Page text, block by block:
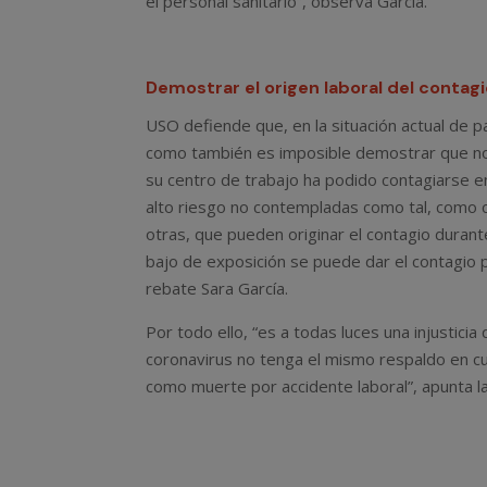
Demostrar el origen laboral del
USO defiende que, en la situación actual de
como también es imposible demostrar que
su centro de trabajo ha podido contagiarse
alto riesgo no contempladas como tal,
otras, que pueden originar el contagio
bajo de exposición se puede dar el contagio
rebate Sara García.
Por todo ello, “es a todas luces una
coronavirus no tenga el mismo respaldo en
como muerte por accidente laboral”, apunta